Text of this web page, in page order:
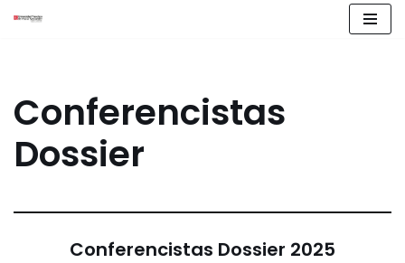
Conferencistas
Dossier
Conferencistas Dossier 2025